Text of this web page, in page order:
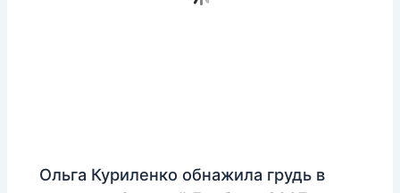
Ольга Куриленко обнажила грудь в